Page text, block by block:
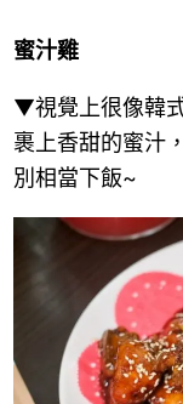
蜜汁雞
▼視覺上很像韓
裹上香甜的蜜汁
別相當下飯~